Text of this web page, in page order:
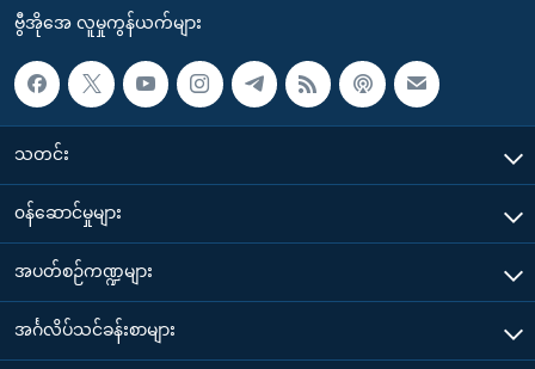
ဗွီအိုအေ လူမှုကွန်ယက်များ
သတင်း
၀န်ဆောင်မှုများ
အပတ်စဉ်ကဏ္ဍများ
အင်္ဂလိပ်သင်ခန်းစာများ